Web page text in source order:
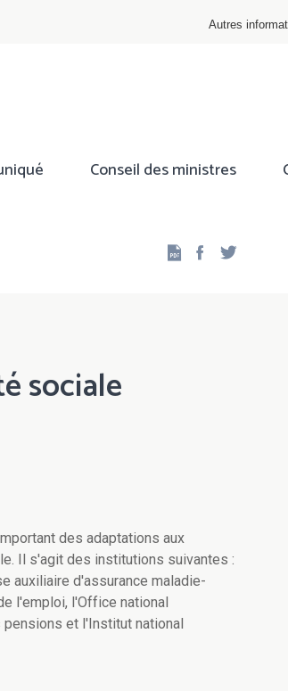
Autres
Conseil des ministres
Facebook
sociale
des adaptations aux
Il s'agit des institutions suivantes :
auxiliaire d'assurance maladie-
l'emploi, l'Office national
et l'Institut national